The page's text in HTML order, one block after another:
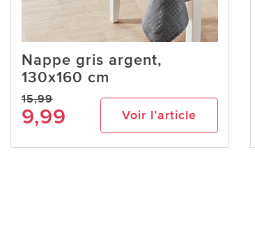
Nappe gris argent,
130x160 cm
15,99
9,99 Voir l’article